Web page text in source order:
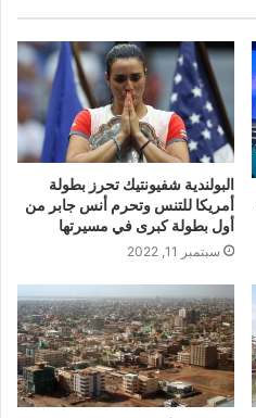
البولندية شفيونتيك تحرز بطولة
أمريكا للتنس وتحرم أنس جابر من
أول بطولة كبرى في مسيرتها
سبتمبر 11, 2022